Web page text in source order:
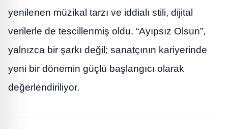
yenilenen müzikal tarzı ve iddialı stili, dijital
verilerle de tescillenmiş oldu. “Ayıpsız Olsun”,
yalnızca bir şarkı değil; sanatçının kariyerinde
yeni bir dönemin güçlü başlangıcı olarak
değerlendiriliyor.